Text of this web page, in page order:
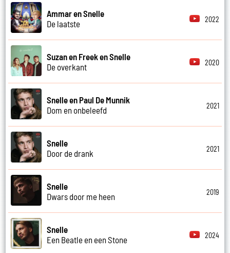
Ammar en Snelle
De laatste
2022
Suzan en Freek en Snelle
De overkant
2020
Snelle en Paul De Munnik
Dom en onbeleefd
2021
Snelle
Door de drank
2021
Snelle
Dwars door me heen
2019
Snelle
Een Beatle en een Stone
2024